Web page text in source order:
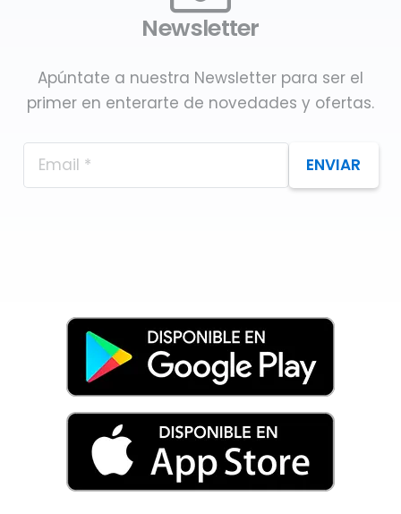
Newsletter
Apúntate a nuestra Newsletter para ser el
primer en enterarte de novedades y ofertas.
ENVIAR